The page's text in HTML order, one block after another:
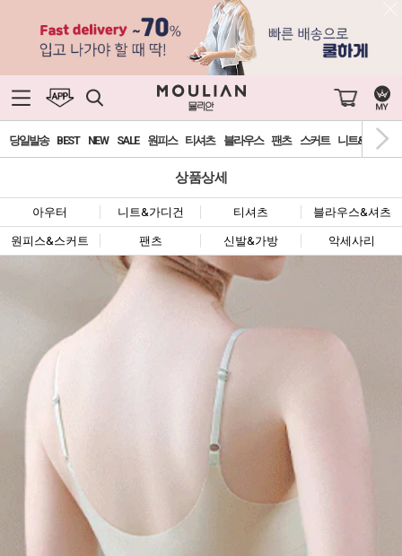
당일발송 BEST NEW SALE 원피스 티셔츠 블라우스 팬츠 스커트 니트&가디건
상품상세
아우터 니트&가디건 티셔츠 블라우스&셔츠
원피스&스커트 팬츠 신발&가방 악세사리